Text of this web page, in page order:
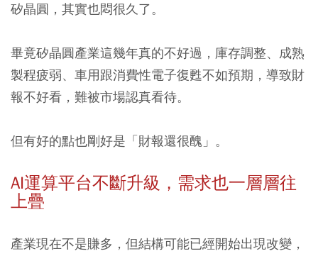
矽晶圓，其實也悶很久了。
畢竟矽晶圓產業這幾年真的不好過，庫存調整、成熟
製程疲弱、車用跟消費性電子復甦不如預期，導致財
報不好看，難被市場認真看待。
但有好的點也剛好是「財報還很醜」。
AI運算平台不斷升級，需求也一層層往
上疊
產業現在不是賺多，但結構可能已經開始出現改變，